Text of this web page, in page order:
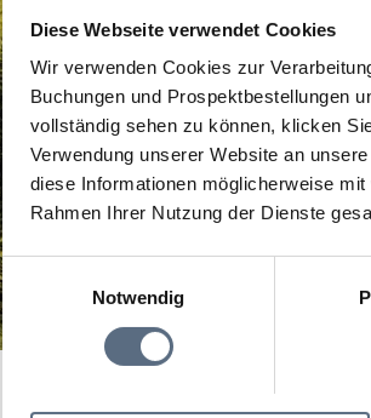
Diese Webseite verwendet Cookies
Wir verwenden Cookies zur
Buchungen und Prospektbestellungen
vollständig sehen zu können, klicken
Verwendung unserer Website an
diese Informationen möglicherweise
Rahmen Ihrer Nutzung der Dienste
Einwilligungsauswahl
Notwendig